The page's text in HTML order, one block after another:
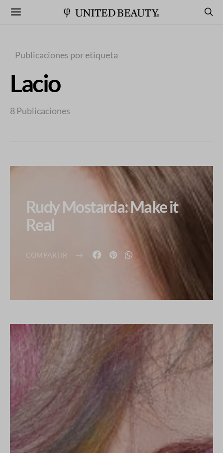
Publicaciones por etiqueta
Lacio
8 Publicaciones
Rudy Mostarda: Make it
Real
COMPARTIR